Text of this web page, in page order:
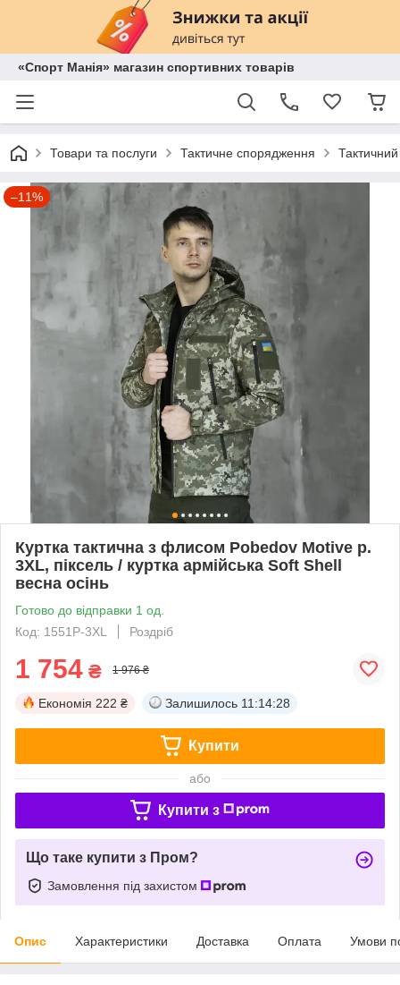
«Спорт Манія» магазин спортивних товарів
Товари та послуги Тактичне спорядження
–11%
Куртка тактична з флисом Pobedov Motive р.
3XL, піксель / куртка армійська Soft Shell
весна осінь
Готово до відправки 1 од.
Код: 1551P-3XL
Роздріб
1 754 ₴ 1 976 ₴
Економія 222 ₴ Залишилось 11:14:27
Купити
або
Купити з
Що таке купити з Пром?
Замовлення під захистом
Опис Характеристики Доставка Оплата Умови